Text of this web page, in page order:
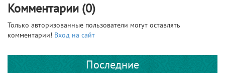
Комментарии (0)
Только авторизованные пользователи могут оставлять
комментарии! Вход на сайт
Последние